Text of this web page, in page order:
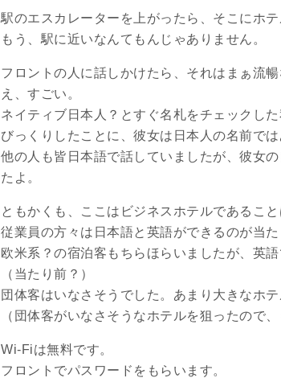
駅のエスカレーターを上がったら、そこにホテ
もう、駅に近いなんてもんじゃありません。
フロントの人に話しかけたら、それはまぁ流暢
え、すごい。
ネイティブ日本人？とすぐ名札をチェックした
びっくりしたことに、彼女は日本人の名前では
他の人も皆日本語で話していましたが、彼女
たよ。
ともかくも、ここはビジネスホテルであること
従業員の方々は日本語と英語ができるのが当た
欧米系？の宿泊客もちらほらいましたが、英語
（当たり前？）
団体客はいなさそうでした。あまり大きなホテ
（団体客がいなさそうなホテルを狙ったので、
Wi-Fiは無料です。
フロントでパスワードをもらいます。